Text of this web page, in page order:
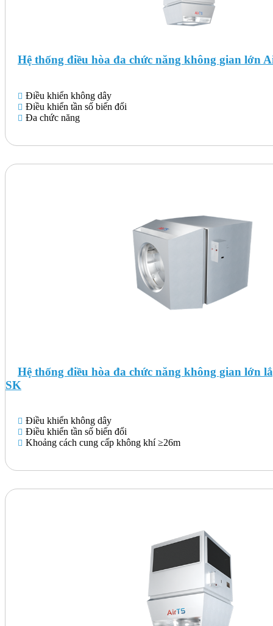
Hệ thống điều hòa đa chức năng không gian lớn
Điều khiển không dây
Điều khiển tần số biến đổi
Đa chức năng
Hệ thống điều hòa đa chức năng không gian lớn
SK
Điều khiển không dây
Điều khiển tần số biến đổi
Khoảng cách cung cấp không khí ≥26m